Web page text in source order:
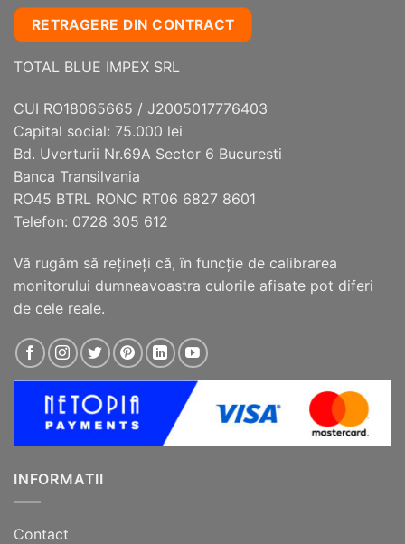
mai
multe
variații.
Opțiunile
fi
alese
pagina
produsului.
RETRAGERE DIN CONTRACT
TOTAL BLUE IMPEX SRL
CUI RO18065665 / J2005017776403
Capital social: 75.000 lei
Bd. Uverturii Nr.69A Sector 6 Bucuresti
Banca Transilvania
RO45 BTRL RONC RT06 6827 8601
Telefon: 0728 305 612
Vă rugăm să reţineţi că, în funcţie de calibrarea
monitorului dumneavoastra culorile afisate pot diferi
de cele reale.
INFORMATII
Contact